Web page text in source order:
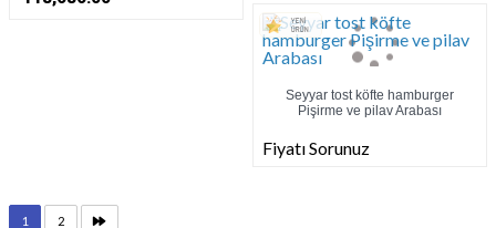
Seyyar tost köfte hamburger
Pişirme ve pilav Arabası
Fiyatı Sorunuz
1 2